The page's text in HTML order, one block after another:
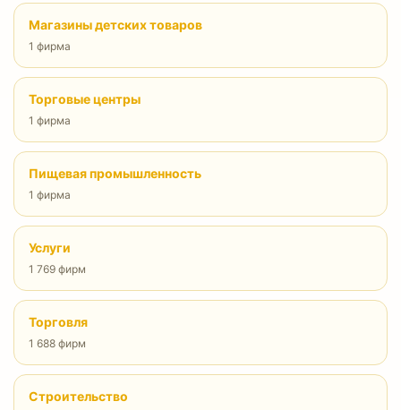
Магазины детских товаров
1 фирма
Торговые центры
1 фирма
Пищевая промышленность
1 фирма
Услуги
1 769 фирм
Торговля
1 688 фирм
Строительство